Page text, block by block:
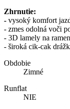
Zhrnutie:
- vysoký komfort
- zmes odolná voči
- 3D lamely na
- široká cik-cak
Obdobie
Zimné
Runflat
NIE